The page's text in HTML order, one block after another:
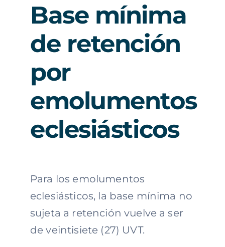
Base mínima
de retención
por
emolumentos
eclesiásticos
Para los emolumentos
eclesiásticos, la base mínima no
sujeta a retención vuelve a ser
de veintisiete (27) UVT.